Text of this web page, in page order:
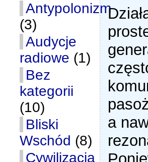
Antypolonizm
(3)
Audycje
radiowe (1)
Bez
kategorii
(10)
Bliski
Wschód (8)
Cywilizacja
a